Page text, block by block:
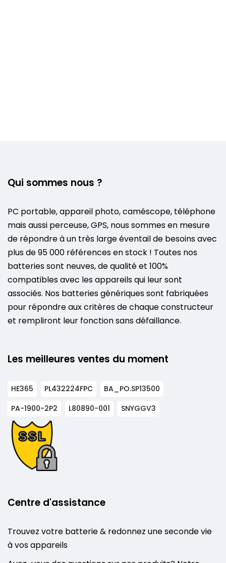
Qui sommes nous ?
PC portable, appareil photo, caméscope, téléphone
mais aussi perceuse, GPS, nous sommes en mesure
de répondre à un très large éventail de besoins avec
plus de 95 000 références en stock ! Toutes nos
batteries sont neuves, de qualité et 100%
compatibles avec les appareils qui leur sont
associés. Nos batteries génériques sont fabriquées
pour répondre aux critères de chaque constructeur
et rempliront leur fonction sans défaillance.
Les meilleures ventes du moment
HE365 PL432224FPC
BA_PO.SP13500
PA-1900-2P2
L80890-001 SNYGGV3
Centre d'assistance
Trouvez votre batterie & redonnez une seconde vie
à vos appareils